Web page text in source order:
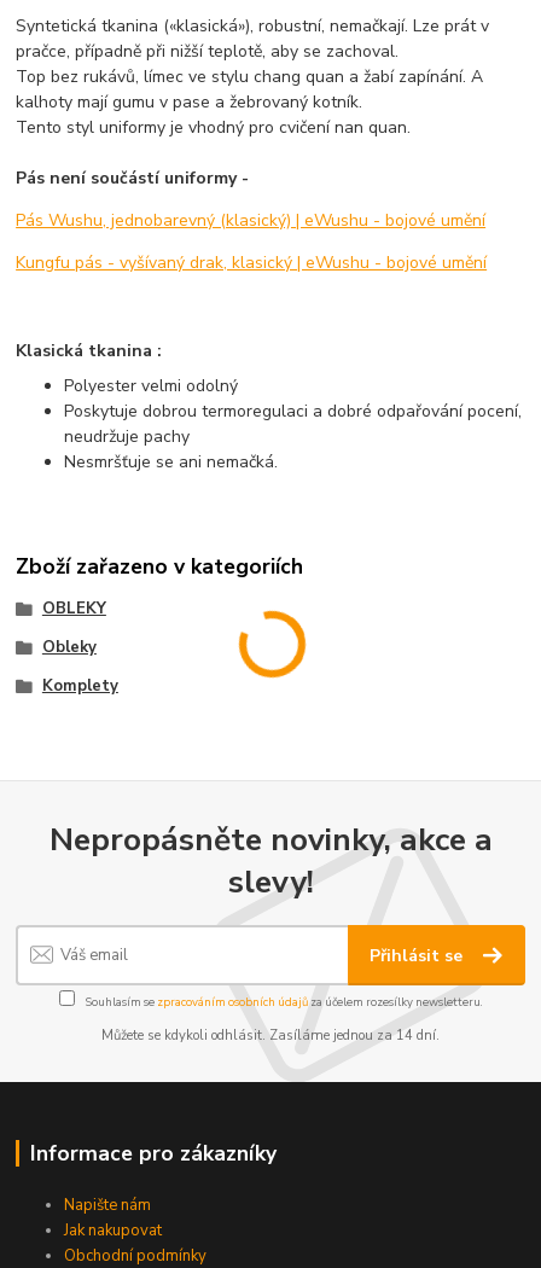
Syntetická tkanina («klasická»), robustní, nemačkají. Lze prát v
pračce, případně při nižší teplotě, aby se zachoval.
Top bez rukávů, límec ve stylu chang quan a žabí zapínání. A
kalhoty mají gumu v pase a žebrovaný kotník.
Tento styl uniformy je vhodný pro cvičení nan quan.
Pás není součástí uniformy -
Pás Wushu, jednobarevný (klasický) | eWushu - bojové umění
Kungfu pás - vyšívaný drak, klasický | eWushu - bojové umění
Klasická tkanina :
Polyester velmi odolný
Poskytuje dobrou termoregulaci a dobré odpařování pocení,
neudržuje pachy
Nesmršťuje se ani nemačká.
Zboží zařazeno v kategoriích
OBLEKY
Obleky
Komplety
Nepropásněte novinky, akce a
slevy!
Přihlásit se
Souhlasím se zpracováním osobních údajůza účelem rozesílky newsletteru.
Můžete se kdykoli odhlásit. Zasíláme jednou za 14 dní.
Informace pro zákazníky
Napište nám
Jak nakupovat
Obchodní podmínky